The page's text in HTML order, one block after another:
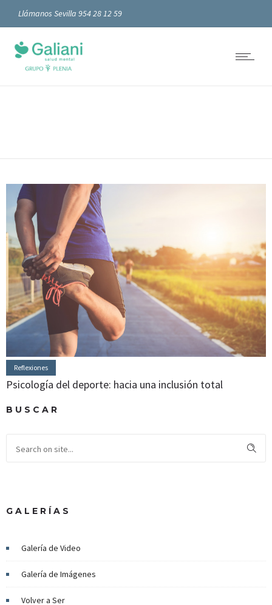
Llámanos Sevilla 954 28 12 59
Reflexiones
Psicología del deporte: hacia una inclusión total
BUSCAR
GALERÍAS
Galería de Video
Galería de Imágenes
Volver a Ser